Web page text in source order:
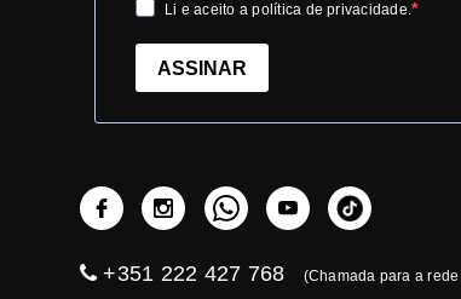
Li e aceito a política de privacidade.
ASSINAR
+351 222 427 768 (Chamada para a